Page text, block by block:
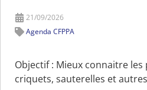
21/09/2026
Agenda CFPPA
Objectif : Mieux connaitre
criquets, sauterelles et